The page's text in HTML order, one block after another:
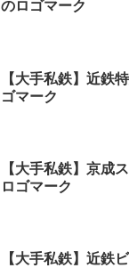
のロゴマーク
【大手私鉄】近鉄
ゴマーク
【大手私鉄】京成
ロゴマーク
【大手私鉄】近鉄